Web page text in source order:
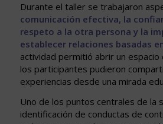
Durante el taller se trabajaron
comunicación efectiva, la
respeto a la otra persona y la
establecer relaciones basadas
actividad permitió abrir un espacio
los participantes pudieron
experiencias desde una mirada
Uno de los puntos centrales de la
identificación de conductas de